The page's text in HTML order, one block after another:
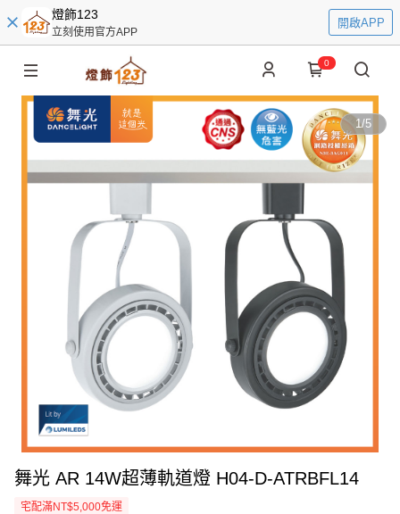
燈飾123
立刻使用官方APP
開啟APP
0
1/5
舞光 AR 14W超薄軌道燈 H04-D-ATRBFL14
宅配滿NT$5,000免運